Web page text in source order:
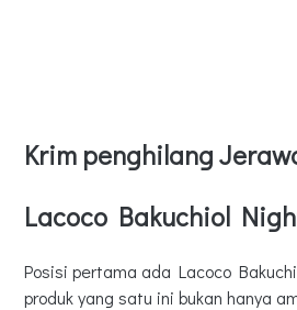
Krim penghilang
Lacoco Bakuchiol
Posisi pertama ada Lacoco
produk yang satu ini bukan hanya